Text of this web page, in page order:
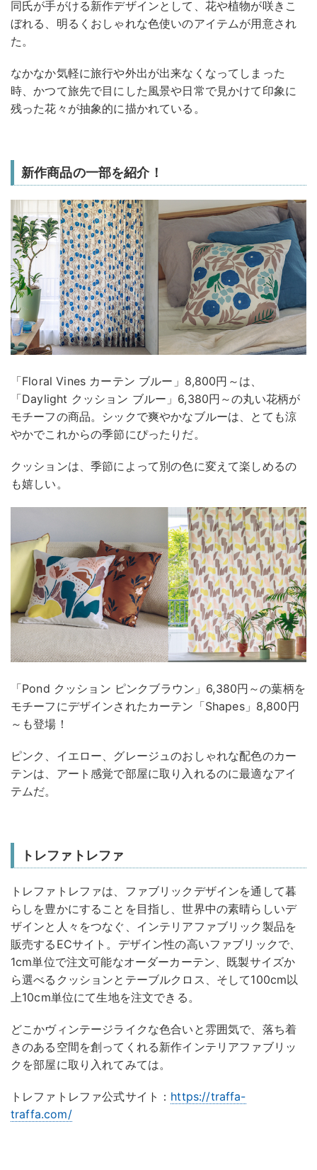
同氏が手がける新作デザインとして、花や植物が咲きこ
ぼれる、明るくおしゃれな色使いのアイテムが用意され
た。
なかなか気軽に旅行や外出が出来なくなってしまった
時、かつて旅先で目にした風景や日常で見かけて印象に
残った花々が抽象的に描かれている。
新作商品の一部を紹介！
「Floral Vines カーテン ブルー」8,800円～は、
「Daylight クッション ブルー」6,380円～の丸い花柄が
モチーフの商品。シックで爽やかなブルーは、とても涼
やかでこれからの季節にぴったりだ。
クッションは、季節によって別の色に変えて楽しめるの
も嬉しい。
「Pond クッション ピンクブラウン」6,380円～の葉柄を
モチーフにデザインされたカーテン「Shapes」8,800円
～も登場！
ピンク、イエロー、グレージュのおしゃれな配色のカー
テンは、アート感覚で部屋に取り入れるのに最適なアイ
テムだ。
トレファトレファ
トレファトレファは、ファブリックデザインを通して暮
らしを豊かにすることを目指し、世界中の素晴らしいデ
ザインと人々をつなぐ、インテリアファブリック製品を
販売するECサイト。デザイン性の高いファブリックで、
1cm単位で注文可能なオーダーカーテン、既製サイズか
ら選べるクッションとテーブルクロス、そして100cm以
上10cm単位にて生地を注文できる。
どこかヴィンテージライクな色合いと雰囲気で、落ち着
きのある空間を創ってくれる新作インテリアファブリッ
クを部屋に取り入れてみては。
トレファトレファ公式サイト： https://traffa-
traffa.com/